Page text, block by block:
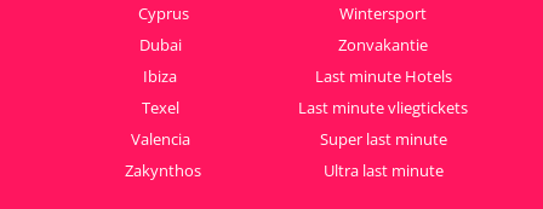
Cyprus
Dubai
Ibiza
Texel
Valencia
Zakynthos
Wintersport
Zonvakantie
Last minute Hotels
Last minute vliegtickets
Super last minute
Ultra last minute